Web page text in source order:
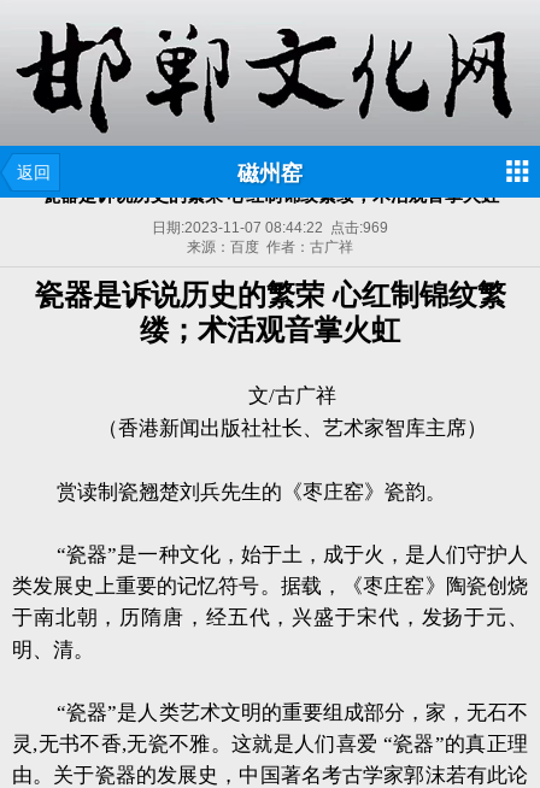
返回 磁州窑
瓷器是诉说历史的繁荣 心红制锦纹繁缕；术活观音掌火虹
日期:2023-11-07 08:44:22 点击:969
来源：百度 作者：古广祥
瓷器是诉说历史的繁荣 心红制锦纹繁
缕；术活观音掌火虹
文/古广祥
（香港新闻出版社社长、艺术家智库主席）
赏读制瓷翘楚刘兵先生的《枣庄窑》瓷韵。
“瓷器”是一种文化，始于土，成于火，是人们守护人
类发展史上重要的记忆符号。据载，《枣庄窑》陶瓷创烧
于南北朝，历隋唐，经五代，兴盛于宋代，发扬于元、
明、清。
“瓷器”是人类艺术文明的重要组成部分，家，无石不
灵,无书不香,无瓷不雅。这就是人们喜爱 “瓷器”的真正理
由。关于瓷器的发展史，中国著名考古学家郭沫若有此论